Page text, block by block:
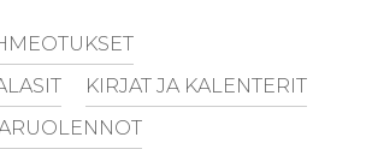
KIRJAT JA KALENTERIT